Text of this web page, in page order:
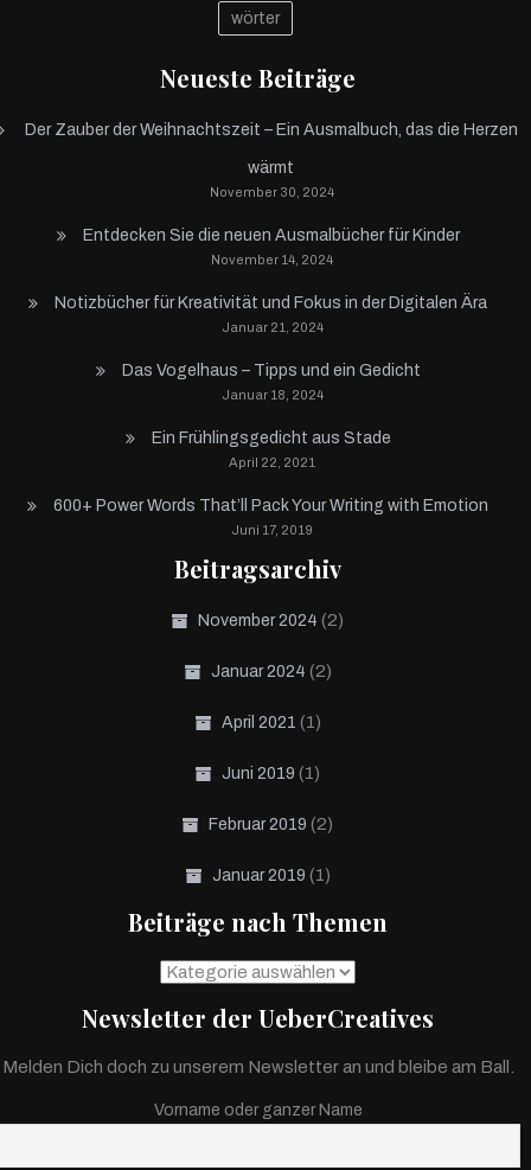
wörter
Neueste Beiträge
Der Zauber der Weihnachtszeit – Ein Ausmalbuch, das die Herzen
wärmt
November 30, 2024
Entdecken Sie die neuen Ausmalbücher für Kinder
November 14, 2024
Notizbücher für Kreativität und Fokus in der Digitalen Ära
Januar 21, 2024
Das Vogelhaus – Tipps und ein Gedicht
Januar 18, 2024
Ein Frühlingsgedicht aus Stade
April 22, 2021
600+ Power Words That’ll Pack Your Writing with Emotion
Juni 17, 2019
Beitragsarchiv
November 2024 (2)
Januar 2024 (2)
April 2021 (1)
Juni 2019 (1)
Februar 2019 (2)
Januar 2019 (1)
Beiträge nach Themen
Beiträge
Themen
Newsletter der UeberCreatives
Melden Dich doch zu unserem Newsletter an und bleibe am Ball.
Vorname oder ganzer Name